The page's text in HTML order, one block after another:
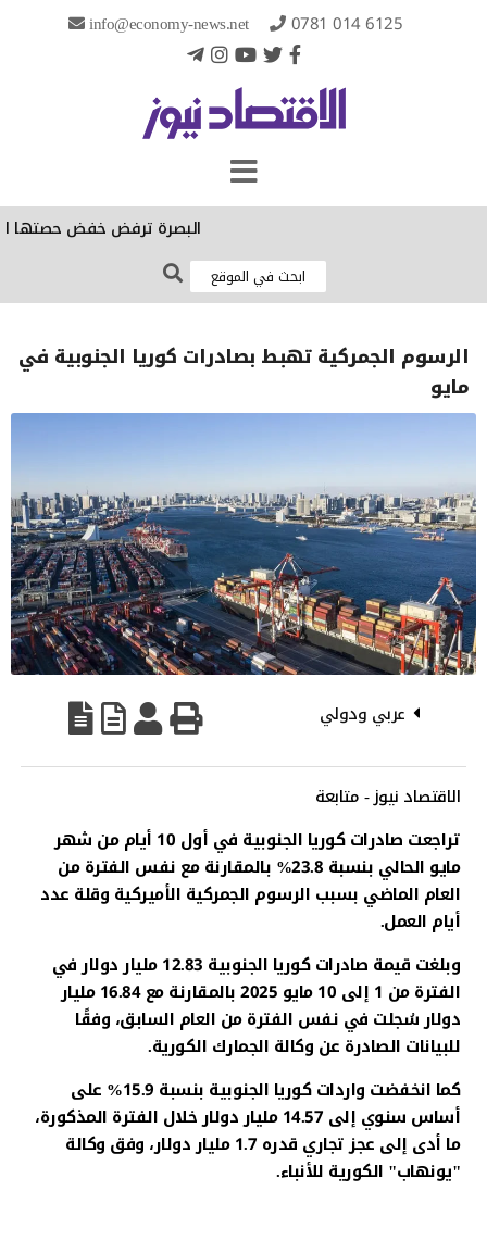
info@economy-news.net 0781 014 6125
البصرة ترفض خفض حصتها
الرسوم الجمركية تهبط بصادرات كوريا الجنوبية في
مايو
عربي ودولي
الاقتصاد نيوز - متابعة
تراجعت صادرات كوريا الجنوبية في أول 10 أيام من شهر
مايو الحالي بنسبة 23.8% بالمقارنة مع نفس الفترة من
العام الماضي بسبب الرسوم الجمركية الأميركية وقلة عدد
أيام العمل.
وبلغت قيمة صادرات كوريا الجنوبية 12.83 مليار دولار في
الفترة من 1 إلى 10 مايو 2025 بالمقارنة مع 16.84 مليار
دولار سُجلت في نفس الفترة من العام السابق، وفقًا
للبيانات الصادرة عن وكالة الجمارك الكورية.
كما انخفضت واردات كوريا الجنوبية بنسبة 15.9% على
أساس سنوي إلى 14.57 مليار دولار خلال الفترة المذكورة،
ما أدى إلى عجز تجاري قدره 1.7 مليار دولار، وفق وكالة
"يونهاب" الكورية للأنباء.